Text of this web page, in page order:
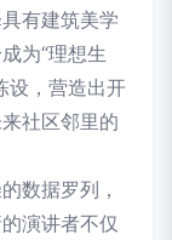
有建筑美学
为“理想生
设，营造出开
社区邻里的
数据罗列，
演讲者不仅